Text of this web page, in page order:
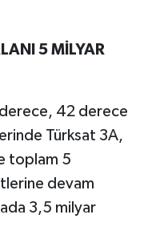
5 MİLYAR
derece, 42 derece
Türksat 3A,
toplam 5
devam
3,5 milyar